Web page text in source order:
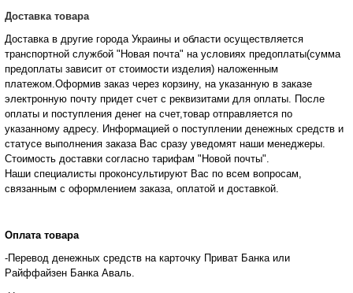
Доставка товара
Доставка в другие города Украины и области осуществляется
транспортной службой "Новая почта" на условиях предоплаты(сумма
предоплаты зависит от стоимости изделия) наложенным
платежом.Оформив заказ через корзину, на указанную в заказе
электронную почту придет счет с реквизитами для оплаты. После
оплаты и поступления денег на счет,товар отправляется по
указанному адресу. Информацией о поступлении денежных средств и
статусе выполнения заказа Вас сразу уведомят наши менеджеры.
Стоимость доставки согласно тарифам "Новой почты".
Наши специалисты проконсультируют Вас по всем вопросам,
связанным с оформлением заказа, оплатой и доставкой.
Оплата товара
-Перевод денежных средств на карточку Приват Банка или
Райффайзен Банка Аваль.